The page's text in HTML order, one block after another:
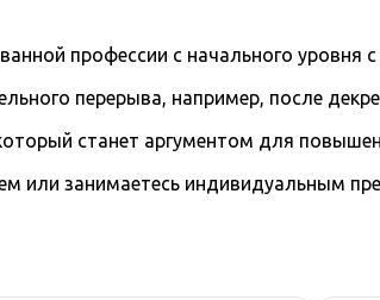
профессии с начального уровня
перерыва, например, после
станет аргументом для
или занимаетесь индивидуальным